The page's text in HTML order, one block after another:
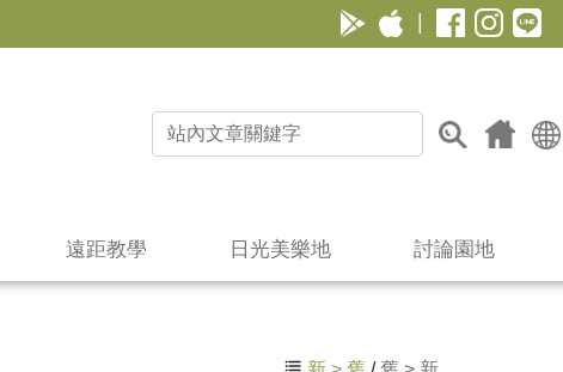
遠距教學 日光美樂地 討論園地